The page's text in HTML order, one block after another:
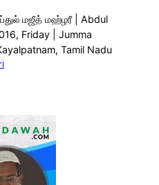
மஜீத் மஹ்ழரீ | Abdul
Friday | Jumma
Tamil Nadu